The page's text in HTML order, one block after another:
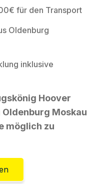
für den Transport
Oldenburg
inklusive
Hoover
Moskau
möglich zu